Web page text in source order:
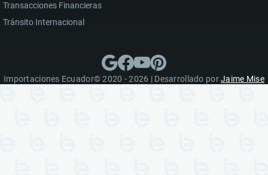
Transacciones Financieras
Tránsito Internacional
Importaciones Ecuador© 2020 - 2026 | Desarrollado porJaime Mise